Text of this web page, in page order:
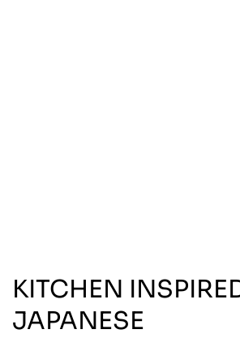
KITCHEN
JAPANESE